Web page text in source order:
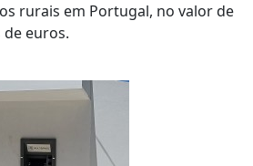
rurais em Portugal, no valor de
de euros.